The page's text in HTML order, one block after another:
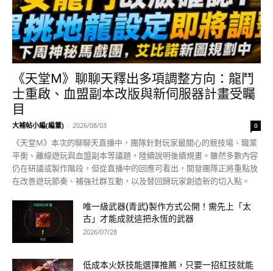
《天堂M》聊聊天釋出多項調整方向：龍鬥
士重啟、血盟副本改版與新伺服器計畫受矚
目
大補帖小編(編董) - 2026/08/03 0
《天堂M》本次的聊聊天直播中，團隊針對玩家最關心的競技場、職業
平衡、離線遊玩與血盟副本等議題，陸續說明後續規畫。雖然多數內容
仍在研議或製作階段，但從直播中的回應可看出，開發團隊正將重點放
在改善遊玩節奏、補強社群互動，以及替回歸玩家創造新的切入點。
唯一級武器(青武)製作方式公開！需先上「太
古」才能成就這把永恆的武器
2026/07/28
低成本火妖技能選擇推薦，只要一招紅技就能